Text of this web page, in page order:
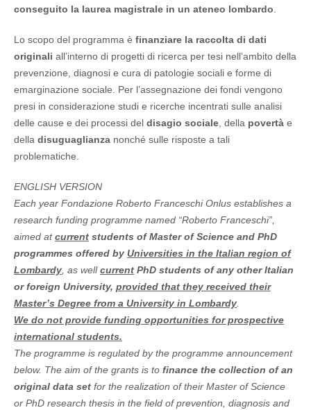
conseguito la laurea magistrale in un ateneo lombardo
Lo scopo del programma èfinanziare la raccolta di dati
originali all’interno di progetti di ricerca per tesi nell’ambito della
prevenzione, diagnosi e cura di patologie sociali e forme di
emarginazione sociale. Per l’assegnazione dei fondi vengono
presi in considerazione studi e ricerche incentrati sulle analisi
delle cause e dei processi deldisagio sociale , della povertà e
delladisuguaglianza nonché sulle risposte a tali
problematiche.
ENGLISH VERSION
Each year Fondazione Roberto Franceschi Onlus establishes a
research funding programme named “Roberto Franceschi”,
aimed atcurrent studentsof Master of Science and PhD
programmes offered byUniversities in the Italian region of
Lombardy , as wellcurrent PhD students of any other Italian
or foreign University,provided that they received their
Master’s Degree from a University in Lombardy
We do not provide funding opportunities for prospective
international students.
The programme is regulated by the programme announcement
below. The aim of the grants is tofinance the collection of an
original data set for the realization of their Master of Science
or PhD research thesis in the field of prevention, diagnosis and